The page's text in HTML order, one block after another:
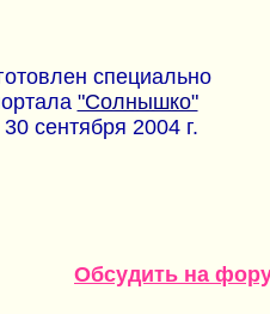
специально
"Солнышко"
сентября 2004 г.
Обсудить на